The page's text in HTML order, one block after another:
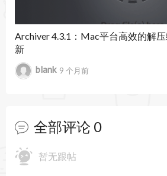
HA archive .ha
Amiga disk file .adf .adz
Amiga DMS .dms
Amiga LZX .lzx
Amiga DCS .dcs
Archiver 4.3.1：Mac平台高效的解
新
blank 9 个月前
全部评论 0
暂无跟帖